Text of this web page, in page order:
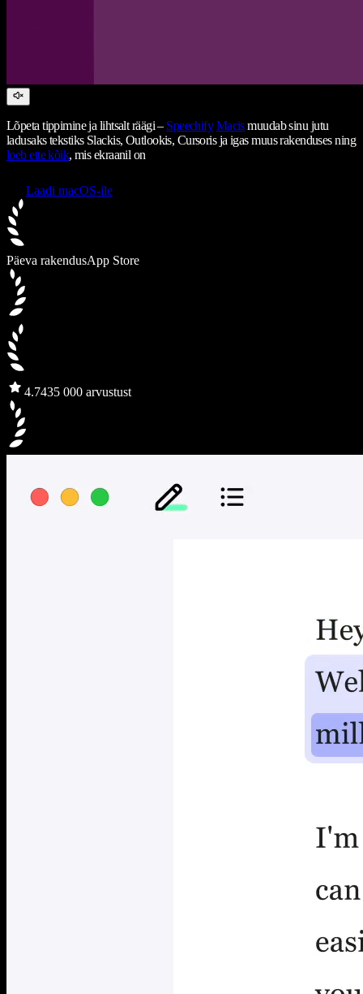
Lõpeta tippimine ja lihtsalt räägi – Speechify Macismuudab sinu jutu
ladusaks tekstiks Slackis, Outlookis, Cursoris ja igas muus rakenduses ning
loeb ette kõik, mis ekraanil on
Laadi macOS-ile
Päeva rakendusApp Store
4.7435 000 arvustust